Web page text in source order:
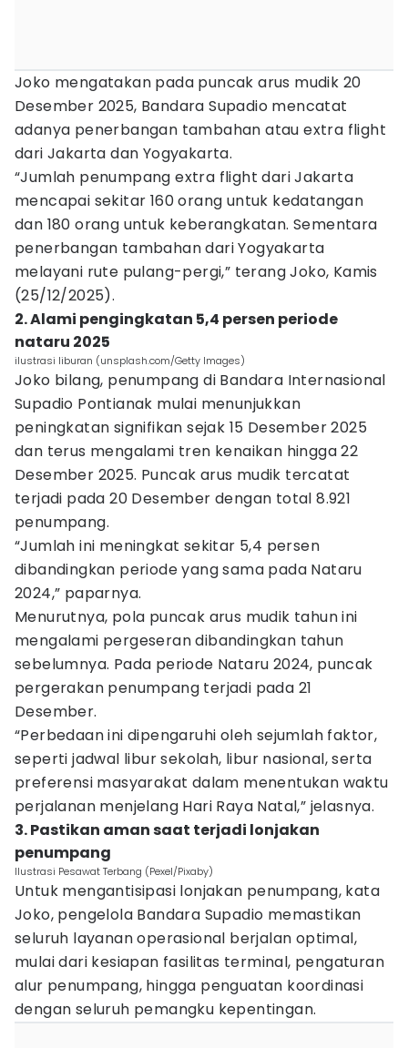
Joko mengatakan pada puncak arus mudik 20
Desember 2025, Bandara Supadio mencatat
adanya penerbangan tambahan atau extra flight
dari Jakarta dan Yogyakarta.
“Jumlah penumpang extra flight dari Jakarta
mencapai sekitar 160 orang untuk kedatangan
dan 180 orang untuk keberangkatan. Sementara
penerbangan tambahan dari Yogyakarta
melayani rute pulang-pergi,” terang Joko, Kamis
(25/12/2025).
2. Alami pengingkatan 5,4 persen periode
nataru 2025
ilustrasi liburan (unsplash.com/Getty Images)
Joko bilang, penumpang di Bandara Internasional
Supadio Pontianak mulai menunjukkan
peningkatan signifikan sejak 15 Desember 2025
dan terus mengalami tren kenaikan hingga 22
Desember 2025. Puncak arus mudik tercatat
terjadi pada 20 Desember dengan total 8.921
penumpang.
“Jumlah ini meningkat sekitar 5,4 persen
dibandingkan periode yang sama pada Nataru
2024,” paparnya.
Menurutnya, pola puncak arus mudik tahun ini
mengalami pergeseran dibandingkan tahun
sebelumnya. Pada periode Nataru 2024, puncak
pergerakan penumpang terjadi pada 21
Desember.
“Perbedaan ini dipengaruhi oleh sejumlah faktor,
seperti jadwal libur sekolah, libur nasional, serta
preferensi masyarakat dalam menentukan waktu
perjalanan menjelang Hari Raya Natal,” jelasnya.
3. Pastikan aman saat terjadi lonjakan
penumpang
Ilustrasi Pesawat Terbang (Pexel/Pixaby)
Untuk mengantisipasi lonjakan penumpang, kata
Joko, pengelola Bandara Supadio memastikan
seluruh layanan operasional berjalan optimal,
mulai dari kesiapan fasilitas terminal, pengaturan
alur penumpang, hingga penguatan koordinasi
dengan seluruh pemangku kepentingan.